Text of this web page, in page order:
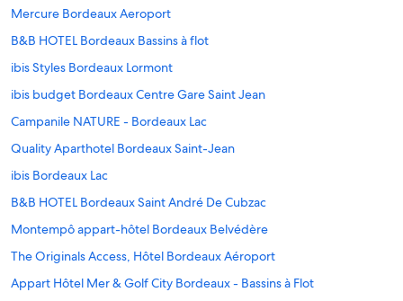
Mercure Bordeaux Aeroport
B&B HOTEL Bordeaux Bassins à flot
ibis Styles Bordeaux Lormont
ibis budget Bordeaux Centre Gare Saint Jean
Campanile NATURE - Bordeaux Lac
Quality Aparthotel Bordeaux Saint-Jean
ibis Bordeaux Lac
B&B HOTEL Bordeaux Saint André De Cubzac
Montempô appart-hôtel Bordeaux Belvédère
The Originals Access, Hôtel Bordeaux Aéroport
Appart Hôtel Mer & Golf City Bordeaux - Bassins à Flot